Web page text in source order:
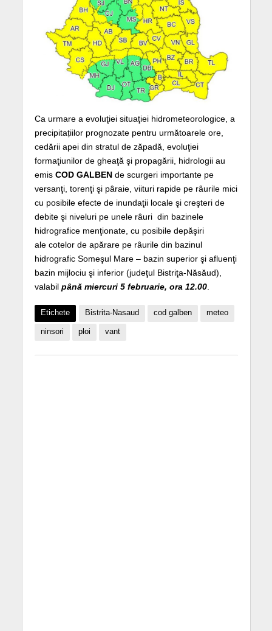
Ca urmare a evoluţiei situaţiei hidrometeorologice, a
precipitațiilor prognozate pentru următoarele ore,
cedării apei din stratul de zăpadă, evoluţiei
formaţiunilor de gheaţă şi propagării, hidrologii au
emis COD GALBENde scurgeri importante pe
versanţi, torenţi şi pâraie, viituri rapide pe râurile mici
cu posibile efecte de inundaţii locale şi creşteri de
debite şi niveluri pe unele râuri din bazinele
hidrografice menţionate, cu posibile depăşiri
ale cotelor de apărare pe râurile din bazinul
hidrografic Someşul Mare – bazin superior şi afluenţi
bazin mijlociu şi inferior (judeţul Bistriţa-Năsăud),
valabil până miercuri 5 februarie, ora 12.00.
Etichete Bistrita-Nasaud cod galben meteo
ninsori ploi vant